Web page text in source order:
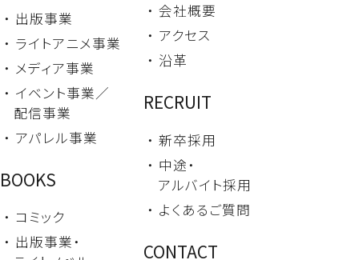
・ 出版事業
・ ライトアニメ事業
・ メディア事業
・ イベント事業／
配信事業
・ アパレル事業
BOOKS
・ コミック
・ 出版事業・
・ 会社概要
・ アクセス
・ 沿革
RECRUIT
・ 新卒採用
・ 中途・
アルバイト採用
・ よくあるご質問
CONTACT